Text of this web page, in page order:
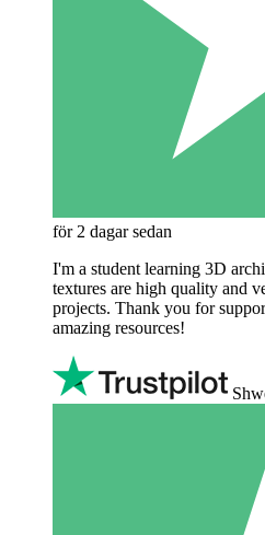
för 2 dagar sedan
I'm a student learning 3D
textures are high quality and
projects. Thank you for
amazing resources!